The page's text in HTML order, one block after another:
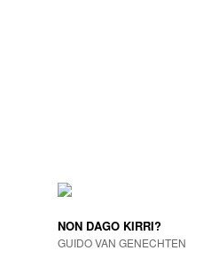
NON DAGO KIRRI?
GUIDO VAN GENECHTEN